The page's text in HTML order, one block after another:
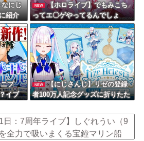
にじ
紹介
NEW
【ホロライブ】でもみこち
ってエ〇ゲやってるんでしょ
（エ〇ゲ誤起動事件）「フワモ
コはやってそう、みこちは・・
忙しくて無理だろう」
プ
イブ
NEW
【にじさんじ】リゼの登録
者100万人記念グッズに折りたた
降りそう』
日：7周年ライブ】しぐれうい（9
全力で吸いまくる宝鐘マリン船